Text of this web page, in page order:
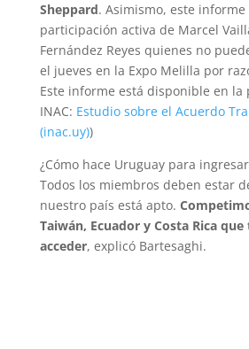
Sheppard. Asimismo, este informe
participación activa de Marcel
Fernández Reyes quienes no
el jueves en la Expo Melilla por
Este informe está disponible en la
INAC: Estudio sobre el Acuerdo
(inac.uy))
¿Cómo hace Uruguay para ingresar
Todos los miembros deben estar
nuestro país está apto.
Taiwán, Ecuador y Costa Rica
acceder, explicó Bartesaghi.